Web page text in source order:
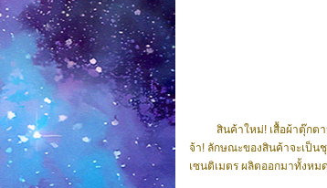
สินค้าใหม่! เสื้อผ้าตุ๊กต
จ้า! ลักษณะของสินค้าจะเป็น
เซนติเมตร ผลิตออกมาทั้งหม